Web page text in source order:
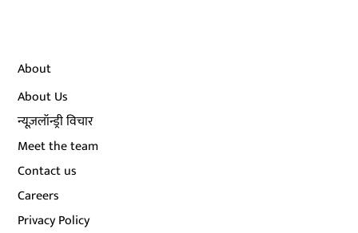
About
About Us
न्यूज़लॉन्ड्री विचार
Meet the team
Contact us
Careers
Privacy Policy